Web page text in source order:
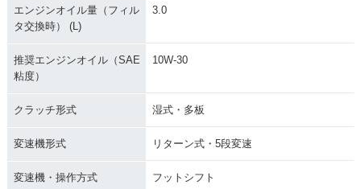
エンジンオイル量（フィル
タ交換時） (L)
3.0
推奨エンジンオイル（SAE
粘度）
10W-30
クラッチ形式 湿式・多板
変速機形式 リターン式・5段変速
変速機・操作方式 フットシフト